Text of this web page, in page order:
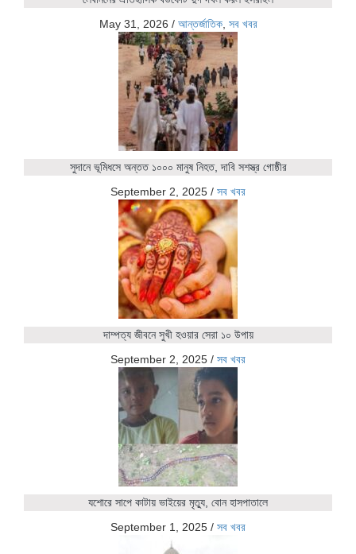
May 31, 2026 / আন্তর্জাতিক, সব খবর
সুদানে ভূমিধসে অন্তত ১০০০ মানুষ নিহত, দাবি সশস্ত্র গোষ্ঠীর
September 2, 2025 / সব খবর
দাম্পত্য জীবনে সুখী হওয়ার সেরা ১০ উপায়
September 2, 2025 / সব খবর
যশোরে সাপে কাটায় ভাইয়ের মৃত্যু, বোন হাসপাতালে
September 1, 2025 / সব খবর